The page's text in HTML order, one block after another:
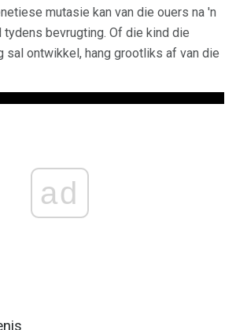
mutasie kan van die ouers na 'n
bevrugting. Of die kind die
sal ontwikkel, hang grootliks af van die
ad